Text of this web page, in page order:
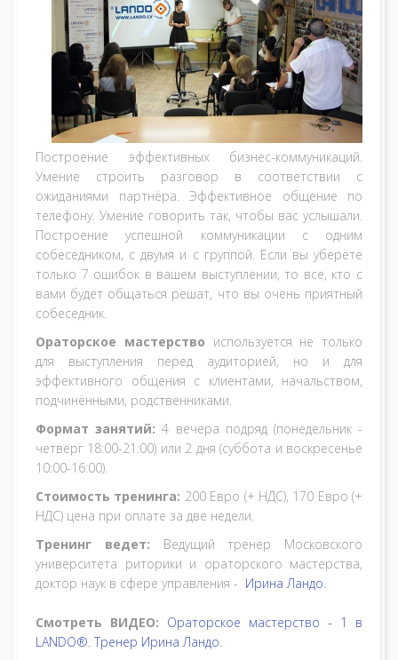
Построение эффективных бизнес-коммуникаций.
Умение строить разговор в соответствии с
ожиданиями партнёра. Эффективное общение по
телефону. Умение говорить так, чтобы вас услышали.
Построение успешной коммуникации с одним
собеседником, с двумя и с группой. Если вы уберёте
только 7 ошибок в вашем выступлении, то все, кто с
вами будет общаться решат, что вы очень приятный
собеседник.
Ораторское мастерство используется не только
для выступления перед аудиторией, но и для
эффективного общения с клиентами, начальством,
подчинёнными, родственниками.
Формат занятий: 4 вечера подряд (понедельник -
четверг 18:00-21:00) или 2 дня (суббота и воскресенье
10:00-16:00).
Стоимость тренинга: 200 Евро (+ НДС), 170 Евро (+
НДС) цена при оплате за две недели.
Тренинг ведет: Ведущий тренер Московского
университета риторики и ораторского мастерства,
доктор наук в сфере управления - Ирина Ландо.
Смотреть ВИДЕО: Ораторское мастерство - 1 в
LANDO®. Тренер Ирина Ландо.